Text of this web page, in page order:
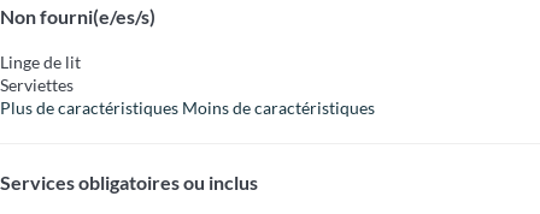
Non fourni(e/es/s)
Linge de lit
Serviettes
Plus de caractéristiques Moins de caractéristiques
Services obligatoires ou inclus